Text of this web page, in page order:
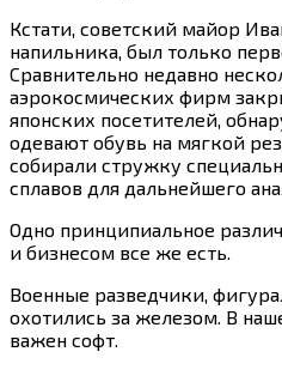
Кстати, советский майор
напильника, был только
Сравнительно недавно
аэрокосмических фирм
японских посетителей,
одевают обувь на мягкой
собирали стружку
сплавов для дальнейшего
Одно принципиальное
и бизнесом все же есть.
Военные разведчики,
охотились за железом. В
важен софт.